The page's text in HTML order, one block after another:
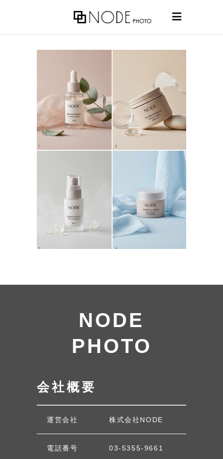
NODE
PHOTO
会社概要
運営会社 株式会社NODE
電話番号 03-5355-9661